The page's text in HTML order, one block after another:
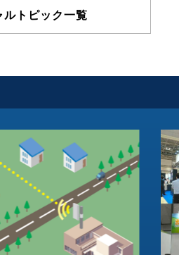
ルトピック一覧